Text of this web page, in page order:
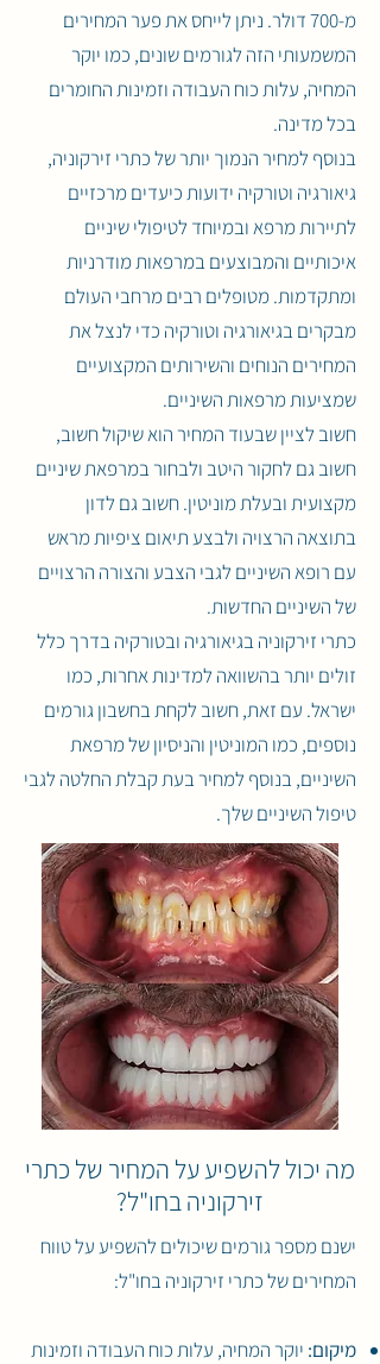
מ-700 דולר. ניתן לייחס את פער המחירים
המשמעותי הזה לגורמים שונים, כמו יוקר
המחיה, עלות כוח העבודה וזמינות החומרים
בכל מדינה.
בנוסף למחיר הנמוך יותר של כתרי זירקוניה,
גיאורגיה וטורקיה ידועות כיעדים מרכזיים
לתיירות מרפא ובמיוחד לטיפולי שיניים
איכותיים והמבוצעים במרפאות מודרניות
ומתקדמות. מטופלים רבים מרחבי העולם
מבקרים בגיאורגיה וטורקיה כדי לנצל את
המחירים הנוחים והשירותים המקצועיים
שמציעות מרפאות השיניים.
חשוב לציין שבעוד המחיר הוא שיקול חשוב,
חשוב גם לחקור היטב ולבחור במרפאת שיניים
מקצועית ובעלת מוניטין. חשוב גם לדון
בתוצאה הרצויה ולבצע תיאום ציפיות מראש
עם רופא השיניים לגבי הצבע והצורה הרצויים
של השיניים החדשות.
כתרי זירקוניה בגיאורגיה ובטורקיה בדרך כלל
זולים יותר בהשוואה למדינות אחרות, כמו
ישראל. עם זאת, חשוב לקחת בחשבון גורמים
נוספים, כמו המוניטין והניסיון של מרפאת
השיניים, בנוסף למחיר בעת קבלת החלטה לגבי
טיפול השיניים שלך.
מה יכול להשפיע על המחיר של כתרי
זירקוניה בחו"ל?
ישנם מספר גורמים שיכולים להשפיע על טווח
המחירים של כתרי זירקוניה בחו"ל:
מיקום: יוקר המחיה, עלות כוח העבודה וזמינות